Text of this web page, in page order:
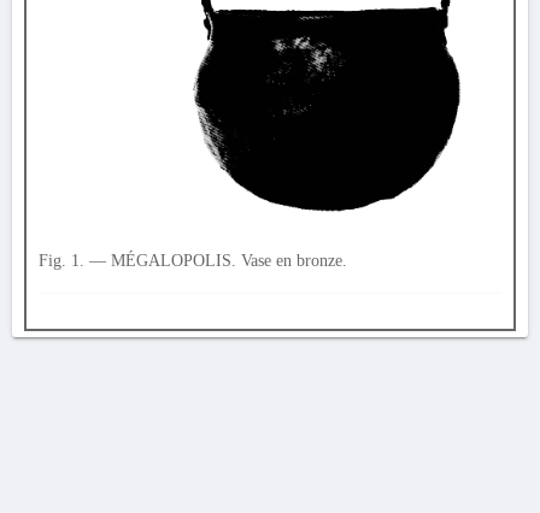
Fig. 1. — MÉGALOPOLIS. Vase en bronze.